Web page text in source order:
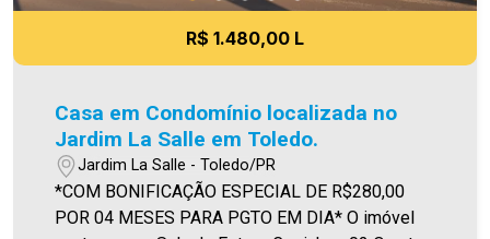
R$ 1.480,00 L
Casa em Condomínio localizada no
Jardim La Salle em Toledo.
Jardim La Salle - Toledo/PR
*COM BONIFICAÇÃO ESPECIAL DE R$280,00
POR 04 MESES PARA PGTO EM DIA* O imóvel